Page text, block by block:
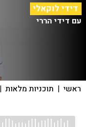
דידי לוקאלי
עם דידי הררי
ראשי | תוכניות מלאות |